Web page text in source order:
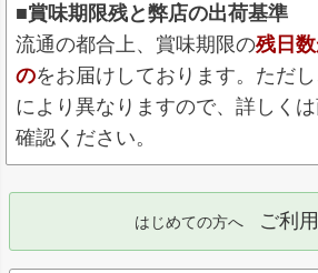
■賞味期限残と弊店の出荷基準
流通の都合上、賞味期限の残日
のをお届けしております。ただ
により異なりますので、詳しく
確認ください。
はじめての方へ ご利